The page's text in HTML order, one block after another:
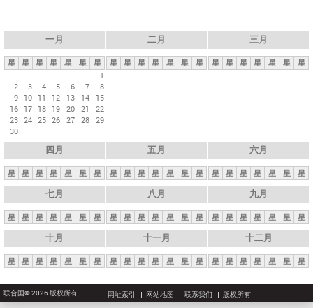
一月
星 星 星 星 星 星
星
1
2
3 4 5 6 7
8
9 10 11 12 13 14
15
16 17 18 19 20 21
22
23 24 25 26 27 28 29
30
二月
星 星 星 星 星 星 星
三月
星 星 星 星 星 星 星
四月
星 星 星 星 星 星 星
五月
星 星 星 星 星 星 星
六月
星 星 星 星 星 星 星
七月
星 星 星 星 星 星 星
八月
星 星 星 星 星 星 星
九月
星 星 星 星 星 星 星
十月
星 星 星 星 星 星 星
十一月
星 星 星 星 星 星 星
十二月
星 星 星 星 星 星 星
联合国© 2026 版权所有 网址索引 网站地图 联系我们 版权所有